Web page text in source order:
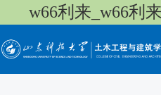
w66利来_w66利